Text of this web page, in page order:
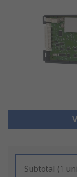
Subtotal (1